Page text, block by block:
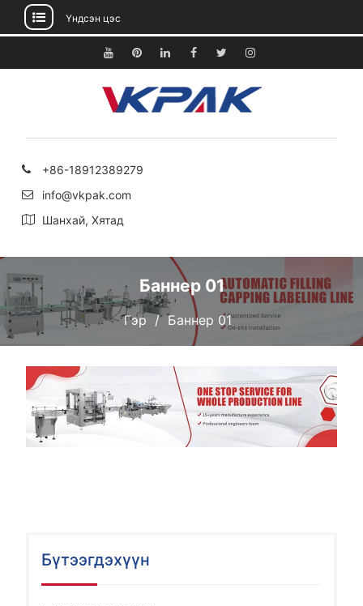
руу
Үндсэн цэс
YoutubePinterestLinkedinFacebook
TwitterInstagram
+86-18912389279
info@vkpak.com
Шанхай, Хятад
Баннер 01
Гэр Баннер 01
Бүтээгдэхүүн